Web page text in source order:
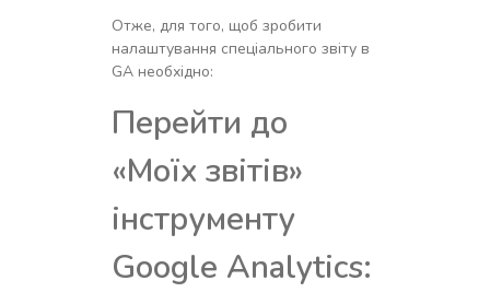
Отже, для того, щоб зробити
налаштування спеціального звіту в
GA необхідно:
Перейти до
«Моїх звітів»
інструменту
Google Analytics: